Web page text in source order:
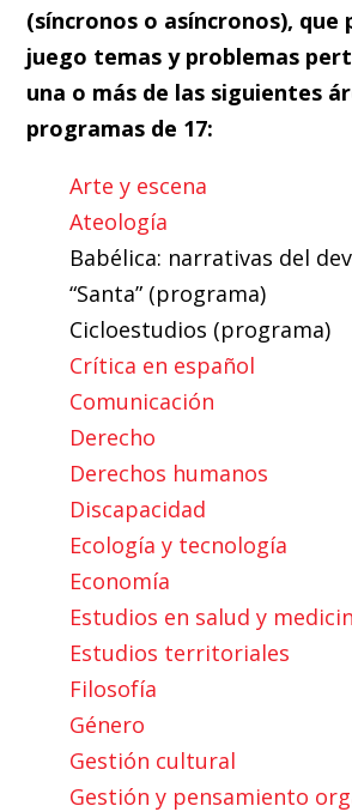
(síncronos o asíncronos), que
juego temas y problemas
una o más de las siguientes
programas de 17:
Arte y escena
Ateología
Babélica: narrativas del
“Santa” (programa)
Cicloestudios (programa)
Crítica en español
Comunicación
Derecho
Derechos humanos
Discapacidad
Ecología y tecnología
Economía
Estudios en salud y
Estudios territoriales
Filosofía
Género
Gestión cultural
Gestión y pensamiento